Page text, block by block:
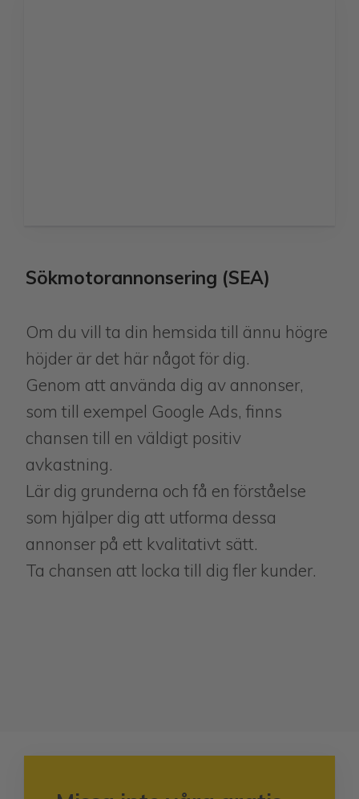
Sökmotorannonsering (SEA)
Om du vill ta din hemsida till ännu högre
höjder är det här något för dig.
Genom att använda dig av annonser,
som till exempel Google Ads, finns
chansen till en väldigt positiv
avkastning.
Lär dig grunderna och få en förståelse
som hjälper dig att utforma dessa
annonser på ett kvalitativt sätt.
Ta chansen att locka till dig fler kunder.